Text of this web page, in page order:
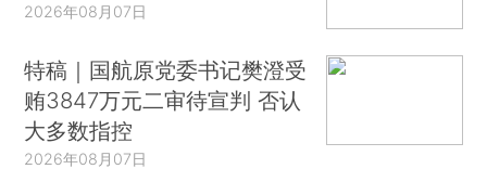
2026年08月07日
特稿｜国航原党委书记樊澄受
贿3847万元二审待宣判 否认
大多数指控
2026年08月07日